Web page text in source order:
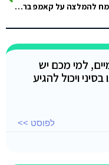
היי אשמח להמלצה על קאמפ בראס אל שטן שמציע חדרים עם מזגן ושירוקלחת בחדר ויש בחוף גם ריף לשנירקול. תודה לעוזרים
למי מכם יש
ויכול להגיע
לפוסט >>